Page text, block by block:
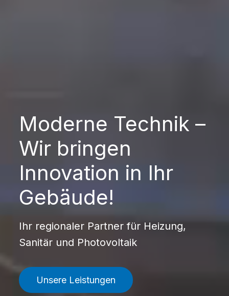
Moderne Technik –
Wir bringen
Innovation in Ihr
Gebäude!
Ihr regionaler Partner für Heizung,
Sanitär und Photovoltaik
Unsere Leistungen